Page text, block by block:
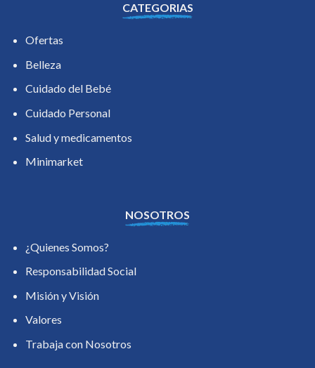
CATEGORIAS
Ofertas
Belleza
Cuidado del Bebé
Cuidado Personal
Salud y medicamentos
Minimarket
NOSOTROS
¿Quienes Somos?
Responsabilidad Social
Misión y Visión
Valores
Trabaja con Nosotros